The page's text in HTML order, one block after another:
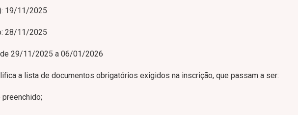
19/11/2025
28/11/2025
29/11/2025 a 06/01/2026
a lista de documentos obrigatórios exigidos na inscrição, que passam a ser: